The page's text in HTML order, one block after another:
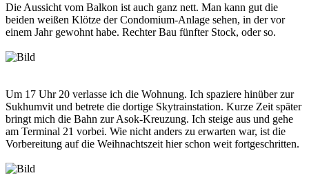
Die Aussicht vom Balkon ist auch ganz nett. Man kann gut die
beiden weißen Klötze der Condomium-Anlage sehen, in der vor
einem Jahr gewohnt habe. Rechter Bau fünfter Stock, oder so.
Um 17 Uhr 20 verlasse ich die Wohnung. Ich spaziere hinüber zur
Sukhumvit und betrete die dortige Skytrainstation. Kurze Zeit später
bringt mich die Bahn zur Asok-Kreuzung. Ich steige aus und gehe
am Terminal 21 vorbei. Wie nicht anders zu erwarten war, ist die
Vorbereitung auf die Weihnachtszeit hier schon weit fortgeschritten.